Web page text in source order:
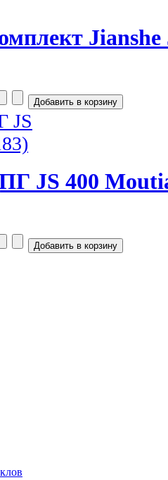
Jianshe
JS 400